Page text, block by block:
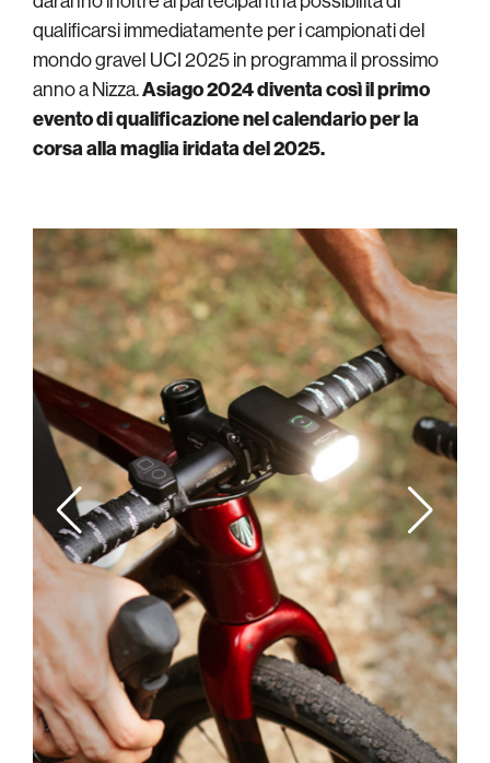
qualificarsi immediatamente per i campionati del
mondo gravel UCI 2025 in programma il prossimo
anno a Nizza.Asiago 2024 diventa così il primo
evento di qualificazione nel calendario per la
corsa alla maglia iridata del 2025.